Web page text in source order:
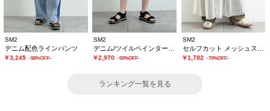
SM2
デニム配色ラインパンツ
￥3,245 -50%OFF-
SM2
￥2,970 -50%OFF-
SM2
￥1,782 -70%OFF-
ランキング一覧を見る